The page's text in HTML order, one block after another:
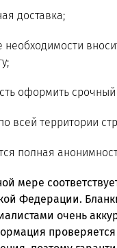
доставка;
необходимости
оформить срочный
всей территории
полная
мере
Федерации.
очень
проверяется